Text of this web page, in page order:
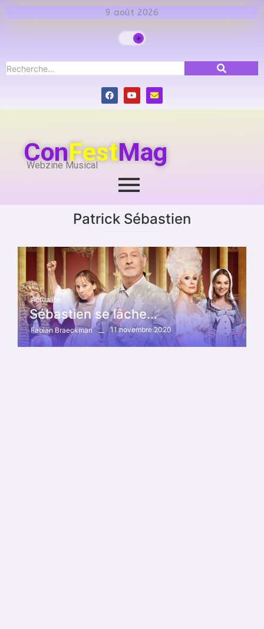
9 août 2026
ConFestMag
Webzine Musical
Patrick Sébastien
Actualité
Sébastien se lâche…
Fabian Braeckman 11 novembre 2020